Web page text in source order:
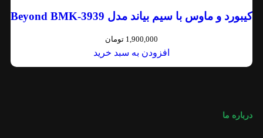
کیبورد و ماوس با سیم بیاند مدل Beyond BMK-3939
1,900,000 تومان
افزودن به سبد خرید
درباره ما